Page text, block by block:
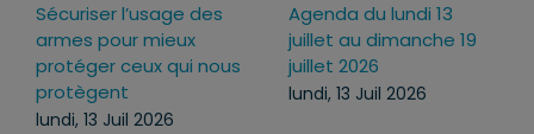
Sécuriser l’usage des
armes pour mieux
protéger ceux qui nous
protègent
lundi, 13 Juil 2026
Agenda du lundi 13
juillet au dimanche 19
juillet 2026
lundi, 13 Juil 2026